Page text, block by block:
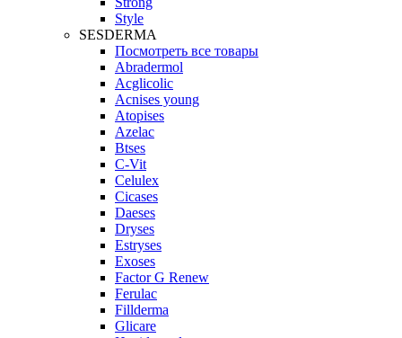
Style
SESDERMA
Посмотреть все товары
Abradermol
Acglicolic
Acnises young
Atopises
Azelac
Btses
C-Vit
Celulex
Cicases
Daeses
Dryses
Estryses
Exoses
Factor G Renew
Ferulac
Fillderma
Glicare